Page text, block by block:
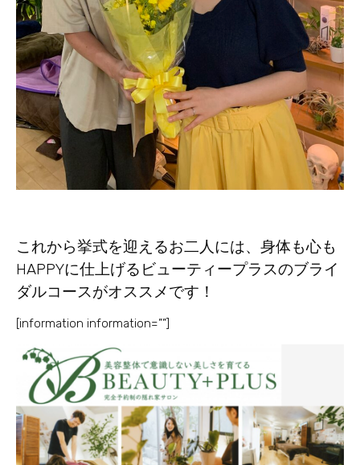
これから挙式を迎えるお二人には、身体も心も
HAPPYに仕上げるビューティープラスのブライ
ダルコースがオススメです！
[information information=””]